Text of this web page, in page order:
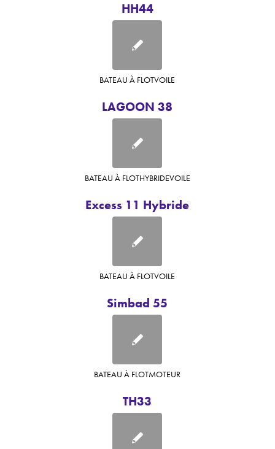
HH44
LAGOON 38
BATEAU À FLOTVOILE
Excess 11 Hybride
BATEAU À FLOTHYBRIDEVOILE
Simbad 55
BATEAU À FLOTVOILE
TH33
BATEAU À FLOTMOTEUR